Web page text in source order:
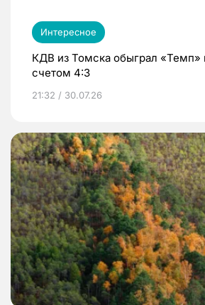
Интересное
КДВ из Томска обыграл «Темп»
счетом 4:3
21:32 / 30.07.26